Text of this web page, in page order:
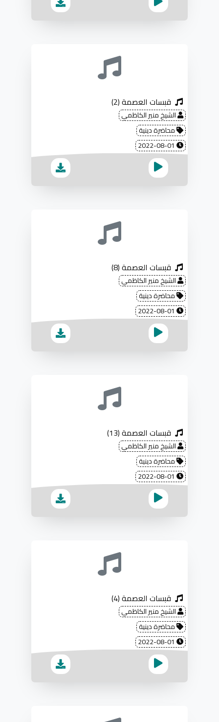
قبسات العصمة (2)
الشيخ منير الكاظمي
محاضرة دينية
قبسات العصمة (8)
الشيخ منير الكاظمي
محاضرة دينية
قبسات العصمة (13)
الشيخ منير الكاظمي
محاضرة دينية
قبسات العصمة (4)
الشيخ منير الكاظمي
محاضرة دينية